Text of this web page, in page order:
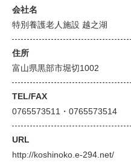
会社名
特別養護老人施設 越之湖
住所
富山県黒部市堀切1002
TEL/FAX
0765573511・0765573514
URL
http://koshinoko.e-294.net/